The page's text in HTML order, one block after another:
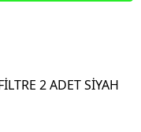
2 ADET SİYAH